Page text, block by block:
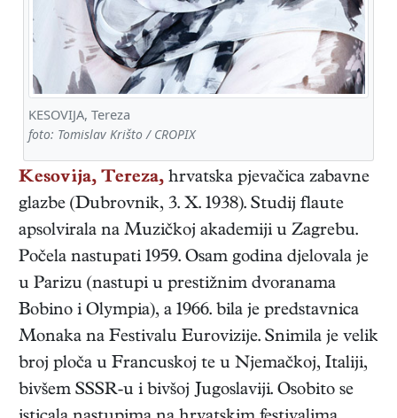
KESOVIJA, Tereza
foto: Tomislav Krišto / CROPIX
Kesovija, Tereza, hrvatska pjevačica zabavne
glazbe (Dubrovnik, 3. X. 1938). Studij flaute
apsolvirala na Muzičkoj akademiji u Zagrebu.
Počela nastupati 1959. Osam godina djelovala je
u Parizu (nastupi u prestižnim dvoranama
Bobino i Olympia), a 1966. bila je predstavnica
Monaka na Festivalu Eurovizije. Snimila je velik
broj ploča u Francuskoj te u Njemačkoj, Italiji,
bivšem SSSR-u i bivšoj Jugoslaviji. Osobito se